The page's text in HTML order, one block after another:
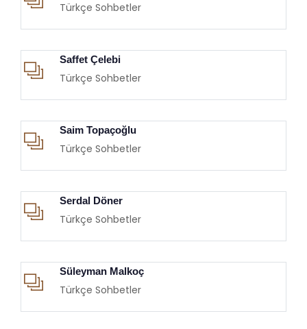
Türkçe Sohbetler
Saffet Çelebi
Türkçe Sohbetler
Saim Topaçoğlu
Türkçe Sohbetler
Serdal Döner
Türkçe Sohbetler
Süleyman Malkoç
Türkçe Sohbetler